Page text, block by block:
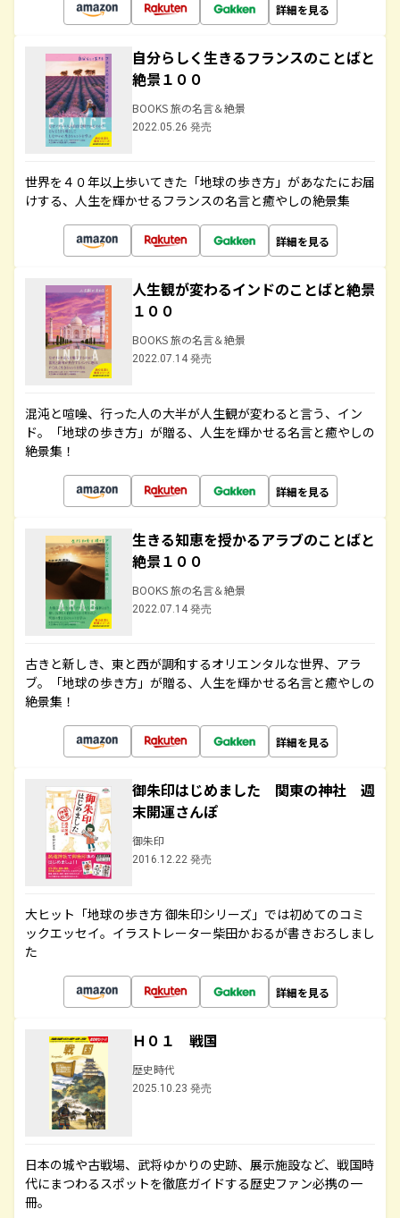
詳細を見る
自分らしく生きるフランスのことばと
絶景１００
BOOKS 旅の名言＆絶景
2022.05.26 発売
世界を４０年以上歩いてきた「地球の歩き方」があなたにお届
けする、人生を輝かせるフランスの名言と癒やしの絶景集
詳細を見る
人生観が変わるインドのことばと絶景
１００
BOOKS 旅の名言＆絶景
2022.07.14 発売
混沌と喧噪、行った人の大半が人生観が変わると言う、イン
ド。「地球の歩き方」が贈る、人生を輝かせる名言と癒やしの
絶景集！
詳細を見る
生きる知恵を授かるアラブのことばと
絶景１００
BOOKS 旅の名言＆絶景
2022.07.14 発売
古きと新しき、東と西が調和するオリエンタルな世界、アラ
ブ。「地球の歩き方」が贈る、人生を輝かせる名言と癒やしの
絶景集！
詳細を見る
御朱印はじめました 関東の神社 週
末開運さんぽ
御朱印
2016.12.22 発売
大ヒット「地球の歩き方 御朱印シリーズ」では初めてのコミ
ックエッセイ。イラストレーター柴田かおるが書きおろしまし
た
詳細を見る
Ｈ０１ 戦国
歴史時代
2025.10.23 発売
日本の城や古戦場、武将ゆかりの史跡、展示施設など、戦国時
代にまつわるスポットを徹底ガイドする歴史ファン必携の一
冊。